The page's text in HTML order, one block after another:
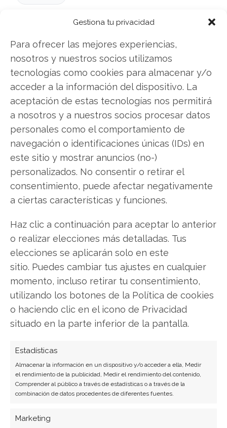
Gestiona tu privacidad
Para ofrecer las mejores experiencias,
nosotros y nuestros socios utilizamos
tecnologías como cookies para almacenar y/o
acceder a la información del dispositivo. La
aceptación de estas tecnologías nos permitirá
a nosotros y a nuestros socios procesar datos
personales como el comportamiento de
navegación o identificaciones únicas (IDs) en
este sitio y mostrar anuncios (no-)
personalizados. No consentir o retirar el
consentimiento, puede afectar negativamente
a ciertas características y funciones.
Haz clic a continuación para aceptar lo anterior
o realizar elecciones más detalladas. Tus
elecciones se aplicarán solo en este
sitio. Puedes cambiar tus ajustes en cualquier
momento, incluso retirar tu consentimiento,
utilizando los botones de la Política de cookies
o haciendo clic en el icono de Privacidad
situado en la parte inferior de la pantalla.
Estadísticas
Almacenar la información en un dispositivo y/o acceder a ella, Medir
el rendimiento de la publicidad, Medir el rendimiento del contenido,
Comprender al público a través de estadísticas o a través de la
combinación de datos procedentes de diferentes fuentes.
Marketing
Compartir este artículo
Facebook
LinkedIn
Copiar enlace
Javier Martínez González
Ingeniero de software convertido en escritor
tecnológico. Analiza las últimas tendencias en
hardware, software empresarial y computación en
Ver todos los artículos →